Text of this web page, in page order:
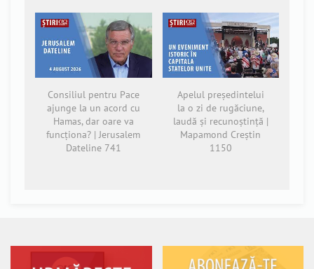
Consiliul pentru Pace
ajunge la un acord cu
Hamas, dar oare va
funcționa? | Jerusalem
Dateline 741
Apelul președintelui
la o zi de rugăciune,
laudă și recunoștință |
Mapamond Creștin
1150